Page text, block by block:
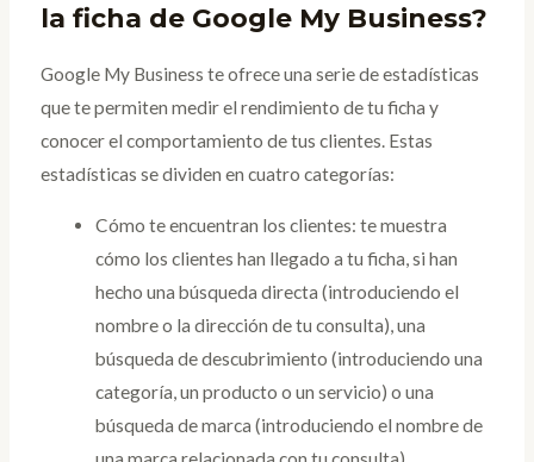
la ficha de Google My Business?
Google My Business te ofrece una serie de estadísticas
que te permiten medir el rendimiento de tu ficha y
conocer el comportamiento de tus clientes. Estas
estadísticas se dividen en cuatro categorías:
Cómo te encuentran los clientes: te muestra
cómo los clientes han llegado a tu ficha, si han
hecho una búsqueda directa (introduciendo el
nombre o la dirección de tu consulta), una
búsqueda de descubrimiento (introduciendo una
categoría, un producto o un servicio) o una
búsqueda de marca (introduciendo el nombre de